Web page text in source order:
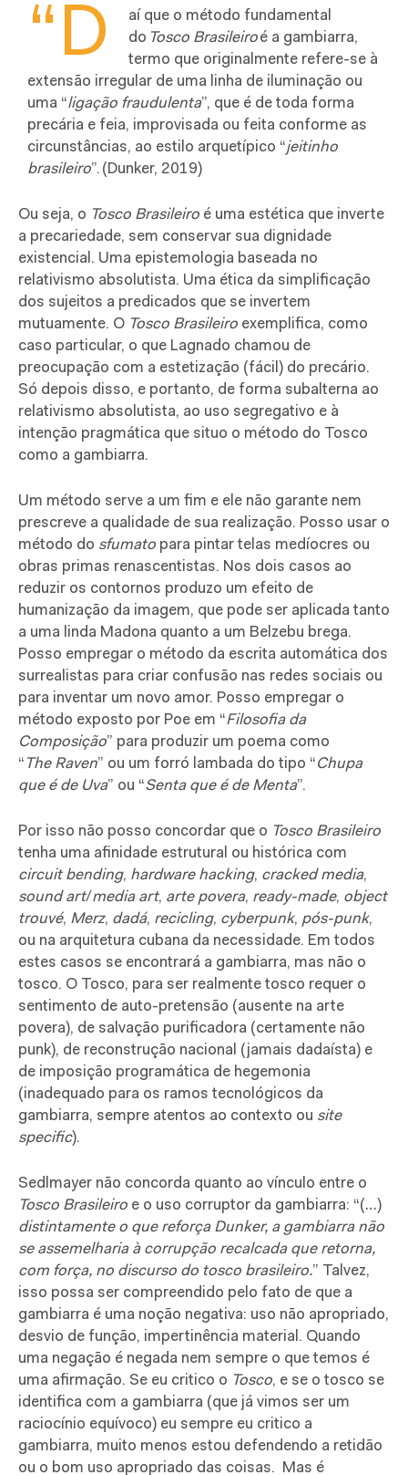
“D
aí que o método fundamental
do Tosco Brasileiroé a gambiarra,
termo que originalmente refere-se à
extensão irregular de uma linha de iluminação ou
uma “ligação fraudulenta”, que é de toda forma
precária e feia, improvisada ou feita conforme as
circunstâncias, ao estilo arquetípico “jeitinho
brasileiro”. (Dunker, 2019)
Ou seja, o Tosco Brasileiro é uma estética que inverte
a precariedade, sem conservar sua dignidade
existencial. Uma epistemologia baseada no
relativismo absolutista. Uma ética da simplificação
dos sujeitos a predicados que se invertem
mutuamente. O Tosco Brasileiro exemplifica, como
caso particular, o que Lagnado chamou de
preocupação com a estetização (fácil) do precário.
Só depois disso, e portanto, de forma subalterna ao
relativismo absolutista, ao uso segregativo e à
intenção pragmática que situo o método do Tosco
como a gambiarra.
Um método serve a um fim e ele não garante nem
prescreve a qualidade de sua realização. Posso usar o
método do sfumato para pintar telas medíocres ou
obras primas renascentistas. Nos dois casos ao
reduzir os contornos produzo um efeito de
humanização da imagem, que pode ser aplicada tanto
a uma linda Madona quanto a um Belzebu brega.
Posso empregar o método da escrita automática dos
surrealistas para criar confusão nas redes sociais ou
para inventar um novo amor. Posso empregar o
método exposto por Poe em “Filosofia da
Composição” para produzir um poema como
“ The Raven” ou um forró lambada do tipo “Chupa
que é de Uva” ou “Senta que é de Menta”.
Por isso não posso concordar que o Tosco Brasileiro
tenha uma afinidade estrutural ou histórica com
circuit bending, hardware hacking, cracked media,
sound art/media art, arte povera, ready-made, object
trouvé, Merz, dadá, recicling, cyberpunk, pós-punk,
ou na arquitetura cubana da necessidade. Em todos
estes casos se encontrará a gambiarra, mas não o
tosco. O Tosco, para ser realmente tosco requer o
sentimento de auto-pretensão (ausente na arte
povera), de salvação purificadora (certamente não
punk), de reconstrução nacional (jamais dadaísta) e
de imposição programática de hegemonia
(inadequado para os ramos tecnológicos da
gambiarra, sempre atentos ao contexto ou site
specific).
Sedlmayer não concorda quanto ao vínculo entre o
Tosco Brasileiro e o uso corruptor da gambiarra: “(…)
distintamente o que reforça Dunker, a gambiarra não
se assemelharia à corrupção recalcada que retorna,
com força, no discurso do tosco brasileiro.” Talvez,
isso possa ser compreendido pelo fato de que a
gambiarra é uma noção negativa: uso não apropriado,
desvio de função, impertinência material. Quando
uma negação é negada nem sempre o que temos é
uma afirmação. Se eu critico o Tosco, e se o tosco se
identifica com a gambiarra (que já vimos ser um
raciocínio equívoco) eu sempre eu critico a
gambiarra, muito menos estou defendendo a retidão
ou o bom uso apropriado das coisas.
Mas é